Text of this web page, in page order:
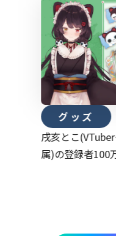
グッズ
戌亥とこ
属)の登録者100